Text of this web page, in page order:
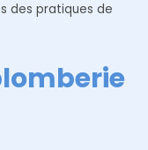
des pratiques de